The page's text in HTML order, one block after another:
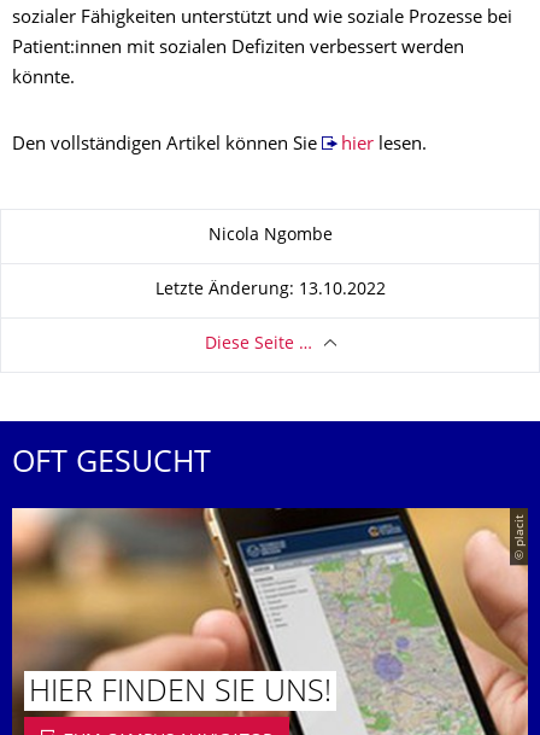
sozialer Fähigkeiten unterstützt und wie soziale Prozesse bei
Patient:innen mit sozialen Defiziten verbessert werden
könnte.
Den vollständigen Artikel können Sie hierlesen.
Nicola Ngombe
Letzte Änderung: 13.10.2022
Diese Seite …
OFT GESUCHT
© placit
HIER FINDEN SIE UNS!